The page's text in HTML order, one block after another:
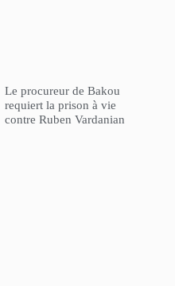
Le procureur de Bakou
requiert la prison à vie
contre Ruben Vardanian